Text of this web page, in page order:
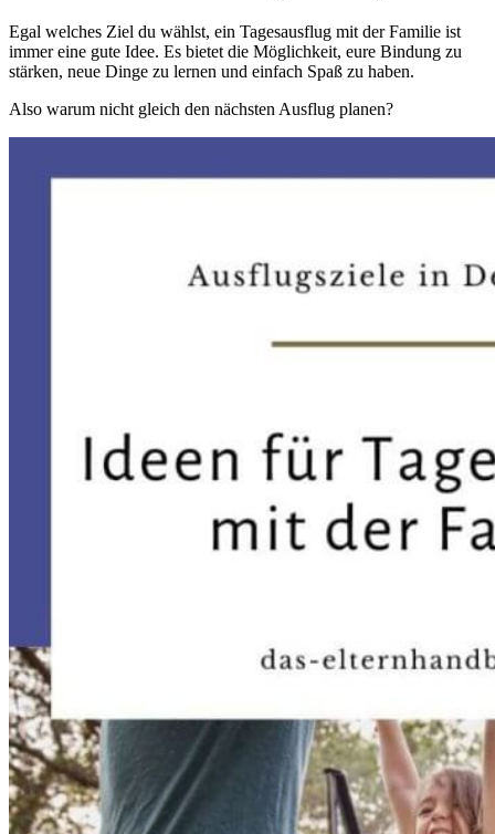
Egal welches Ziel du wählst, ein Tagesausflug mit der Familie ist
immer eine gute Idee. Es bietet die Möglichkeit, eure Bindung zu
stärken, neue Dinge zu lernen und einfach Spaß zu haben.
Also warum nicht gleich den nächsten Ausflug planen?